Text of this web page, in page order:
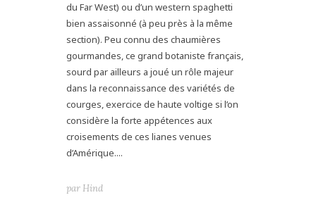
du Far West) ou d’un western spaghetti
bien assaisonné (à peu près à la même
section). Peu connu des chaumières
gourmandes, ce grand botaniste français,
sourd par ailleurs a joué un rôle majeur
dans la reconnaissance des variétés de
courges, exercice de haute voltige si l’on
considère la forte appétences aux
croisements de ces lianes venues
d’Amérique....
par Hind